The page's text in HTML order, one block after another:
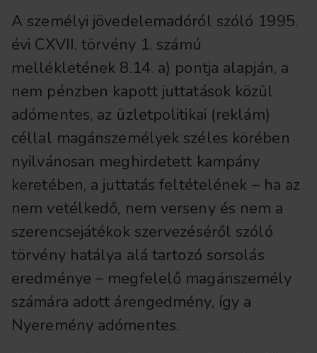
A személyi jövedelemadóról szóló 1995.
évi CXVII. törvény 1. számú
mellékletének 8.14. a) pontja alapján, a
nem pénzben kapott juttatások közül
adómentes, az üzletpolitikai (reklám)
céllal magánszemélyek széles körében
nyilvánosan meghirdetett kampány
keretében, a juttatás feltételének – ha az
nem vetélkedő, nem verseny és nem a
szerencsejátékok szervezéséről szóló
törvény hatálya alá tartozó sorsolás
eredménye – megfelelő magánszemély
számára adott árengedmény, így a
Nyeremény adómentes.